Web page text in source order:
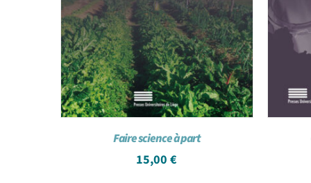
Faire science à part
15,00€